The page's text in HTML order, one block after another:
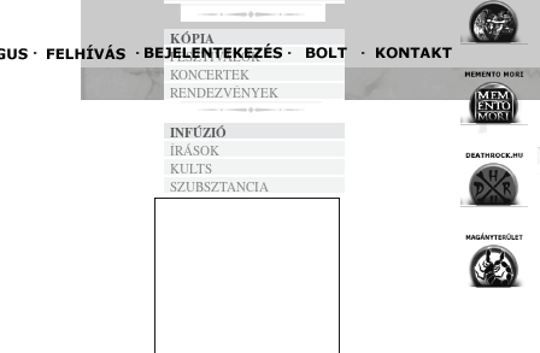
KÓPIA
FESZTIVÁLOK
KONCERTEK
RENDEZVÉNYEK
INFÚZIÓ
ÍRÁSOK
KULTS
SZUBSZTANCIA